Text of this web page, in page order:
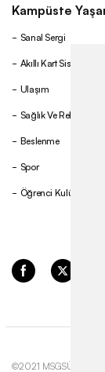
Kampüste
Sanal Sergi
Akıllı Kart Sistemi
Ulaşım
Sağlık Ve Rehberlik
Beslenme
Spor
Öğrenci Kulüpleri
©2021 MSGSÜ. Tüm